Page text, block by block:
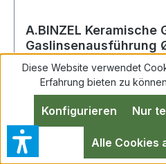
A.BINZEL Keramische Gasdüse
Gaslinsenausführung
25,5 mm Einsatz
Keramische Gasdüse
D.9,5mm L.25,5mm
ABITIG GRIP 9 / ABITIG
Diese Website verwendet
Erfahrung bieten zu
Nur
Konfigurieren
Alle Cookies